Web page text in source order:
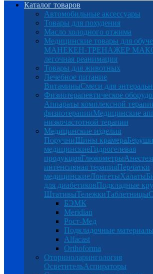
Каталог товаров
Автомобильные аксессуары
Товары для похудения
Масло холодного отжима
Медицинские товары для
МАНЕКЕН-ТРЕНАЖЕР
легочная реанимация
Товары для животных
Лечебное питание
ВитаминыСмеси для
Физиотерапевтическое
Аппараты комплексной
физиотерапииМедицинские
низкочастотной терапии
Медицинские изделия
ПоручниШины крамераБеруши
медицинскиеГидрогелевая
продукцияГлюкометры
интенсивная терапияПерчатки
медицинскиеЛонгетыХалаты
для диабетиковПодкладные
ШтативыТележкиТаблетницы
БЭМК
Meridian
Рост-Мед
Подкладочные материалы
Alfacast
Orthoforma
Оториноларингология
ОсветительАспираторы